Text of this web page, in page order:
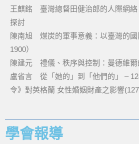
王麒銘 臺灣總督田健治郎的人際網絡
探討
陳南旭 煤炭的軍事意義：以臺灣的國
1900）
陳建元 禮儀、秩序與控制：曼德維爾
盧省言 從「她的」到「他們的」 –
令》對英格蘭 女性婚姻財產之影響
學會報導